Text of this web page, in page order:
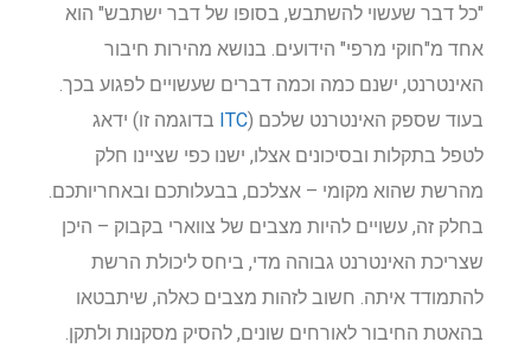
"כל דבר שעשוי להשתבש, בסופו של דבר ישתבש" הוא
אחד מ"חוקי מרפי" הידועים. בנושא מהירות חיבור
האינטרנט, ישנם כמה וכמה דברים שעשויים לפגוע בכך.
בעוד שספק האינטרנט שלכם (ITCבדוגמה זו) ידאג
לטפל בתקלות ובסיכונים אצלו, ישנו כפי שציינו חלק
מהרשת שהוא מקומי – אצלכם, בבעלותכם ובאחריותכם.
בחלק זה, עשויים להיות מצבים של צווארי בקבוק – היכן
שצריכת האינטרנט גבוהה מדי, ביחס ליכולת הרשת
להתמודד איתה. חשוב לזהות מצבים כאלה, שיתבטאו
בהאטת החיבור לאורחים שונים, להסיק מסקנות ולתקן.